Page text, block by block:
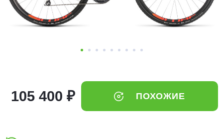
105 400 ₽ ПОХОЖИЕ
Оплачивайте сегодня только
25% картой любого банка
Оставшиеся
% будут